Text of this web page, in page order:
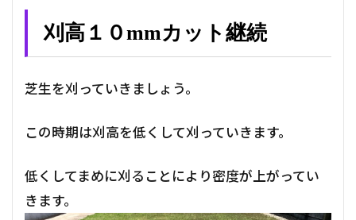
刈高１０mmカット継続
芝生を刈っていきましょう。
この時期は刈高を低くして刈っていきます。
低くしてまめに刈ることにより密度が上がってい
きます。